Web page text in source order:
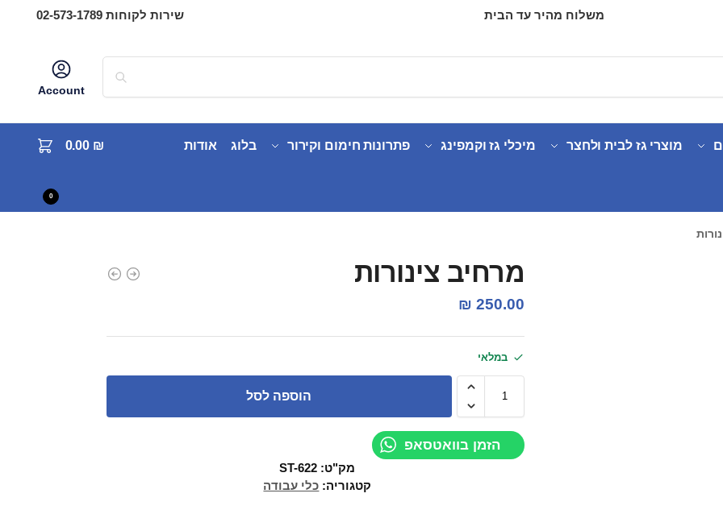
משלוח מהיר עד הבית שירות לקוחות 02-573-1789
Account
מוצרי גז לבית ולחצר מיכלי גז וקמפינג פתרונות חימום וקירור בלוג אודות ₪
0
מרחיב צינורות
₪ 250.00
במלאי
הוספה לסל
הזמן בוואטסאפ
מק"ט: ST-622
קטגוריה: כלי עבודה